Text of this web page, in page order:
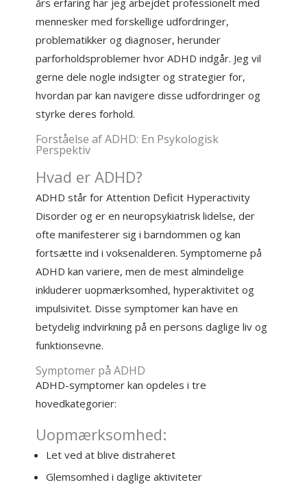
års erfaring har jeg arbejdet professionelt med
mennesker med forskellige udfordringer,
problematikker og diagnoser, herunder
parforholdsproblemer hvor ADHD indgår. Jeg vil
gerne dele nogle indsigter og strategier for,
hvordan par kan navigere disse udfordringer og
styrke deres forhold.
Forståelse af ADHD: En Psykologisk
Perspektiv
Hvad er ADHD?
ADHD står for Attention Deficit Hyperactivity
Disorder og er en neuropsykiatrisk lidelse, der
ofte manifesterer sig i barndommen og kan
fortsætte ind i voksenalderen. Symptomerne på
ADHD kan variere, men de mest almindelige
inkluderer uopmærksomhed, hyperaktivitet og
impulsivitet. Disse symptomer kan have en
betydelig indvirkning på en persons daglige liv og
funktionsevne.
Symptomer på ADHD
ADHD-symptomer kan opdeles i tre
hovedkategorier:
Uopmærksomhed:
Let ved at blive distraheret
Glemsomhed i daglige aktiviteter